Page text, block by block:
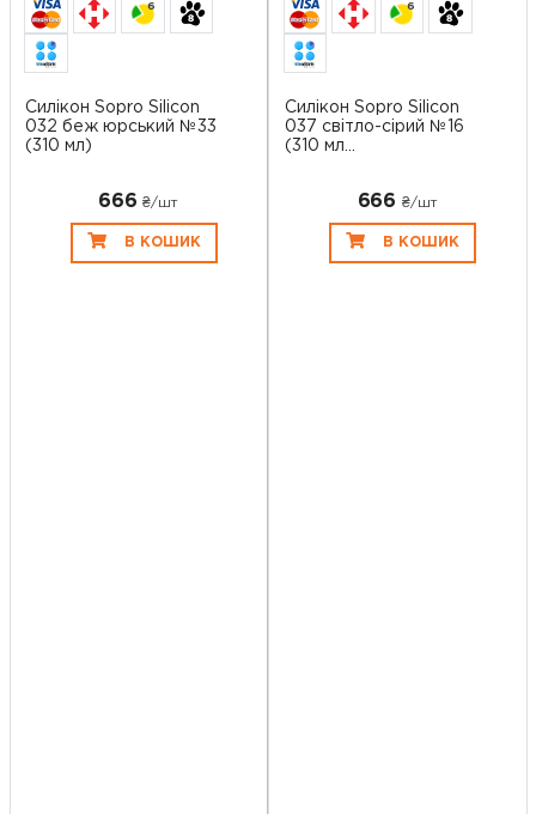
6
Силікон Sopro Silicon
032 беж юрський №33
(310 мл)
666 ₴/шт
В КОШИК
6
Силікон Sopro Silicon
037 світло-сірий №16
(310 мл...
666 ₴/шт
В КОШИК